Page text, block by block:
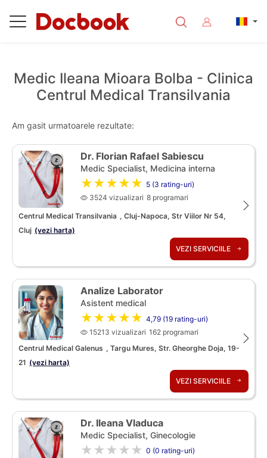
Medic Ileana Mioara Bolba - Clinica
Centrul Medical Transilvania
Am gasit urmatoarele rezultate:
Dr. Florian Rafael Sabiescu
Medic Specialist, Medicina interna
★★★★★ 5 (3 rating-uri)
3524 vizualizari 8 programari
Centrul Medical Transilvania , Cluj-Napoca, Str Viilor Nr 54,
Cluj (vezi harta)
VEZI SERVICIILE
Analize Laborator
Asistent medical
★★★★★ 4,79 (19 rating-uri)
15213 vizualizari 162 programari
Centrul Medical Galenus , Targu Mures, Str. Gheorghe Doja, 19-
21 (vezi harta)
VEZI SERVICIILE
Dr. Ileana Vladuca
Medic Specialist, Ginecologie
★★★★★ 0 (0 rating-uri)